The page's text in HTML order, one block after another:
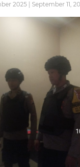
2025 | September 11,